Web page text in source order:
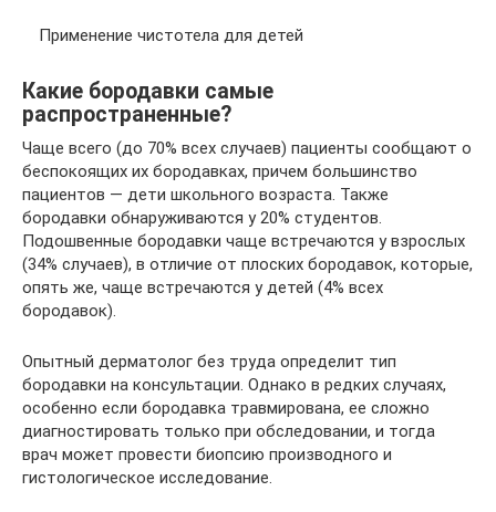
Применение чистотела для детей
Какие бородавки самые
распространенные?
Чаще всего (до 70% всех случаев) пациенты сообщают о
беспокоящих их бородавках, причем большинство
пациентов — дети школьного возраста. Также
бородавки обнаруживаются у 20% студентов.
Подошвенные бородавки чаще встречаются у взрослых
(34% случаев), в отличие от плоских бородавок, которые,
опять же, чаще встречаются у детей (4% всех
бородавок).
Опытный дерматолог без труда определит тип
бородавки на консультации. Однако в редких случаях,
особенно если бородавка травмирована, ее сложно
диагностировать только при обследовании, и тогда
врач может провести биопсию производного и
гистологическое исследование.